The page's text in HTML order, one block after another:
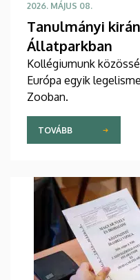
2026. MÁJUS 08.
Tanulmányi
Állatparkban
Kollégiumunk
Európa egyik
Zooban.
TOVÁBB